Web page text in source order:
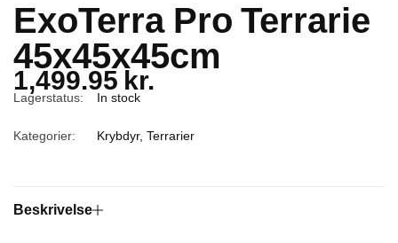
ExoTerra Pro Terrarie
45x45x45cm
1,499.95 kr.
Lagerstatus: In stock
Kategorier: Krybdyr, Terrarier
Beskrivelse